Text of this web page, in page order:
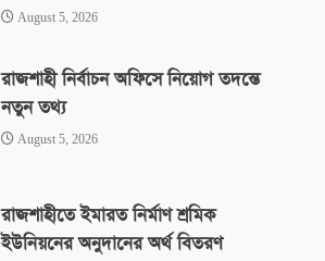
August 5, 2026
রাজশাহী নির্বাচন অফিসে নিয়োগ তদন্তে
নতুন তথ্য
August 5, 2026
রাজশাহীতে ইমারত নির্মাণ শ্রমিক
ইউনিয়নের অনুদানের অর্থ বিতরণ